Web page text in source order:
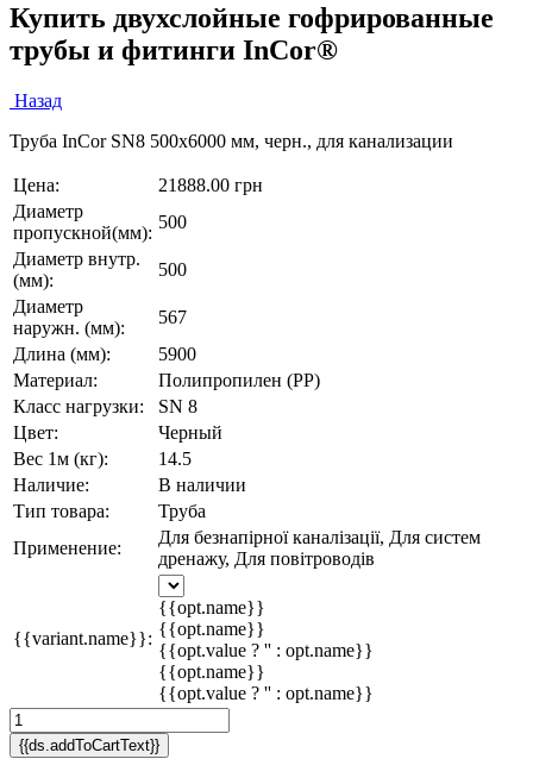
Купить двухслойные гофрированные
трубы и фитинги InCor®
Назад
Труба InCor SN8 500x6000 мм, черн., для канализации
Цена:
21888.00 грн
Диаметр
пропускной(мм):
500
Диаметр внутр.
(мм):
500
Диаметр
наружн. (мм):
567
Длина (мм):
5900
Материал:
Полипропилен (PP)
Класс нагрузки:
SN 8
Цвет:
Черный
Вес 1м (кг):
14.5
Наличие:
В наличии
Тип товара:
Труба
Применение:
Для безнапірної каналізації, Для систем
дренажу, Для повітроводів
{{variant.name}}:
{{opt.name}}
{{opt.name}}
{{opt.value ? '' : opt.name}}
{{opt.name}}
{{opt.value ? '' : opt.name}}
{{ds.addToCartText}}